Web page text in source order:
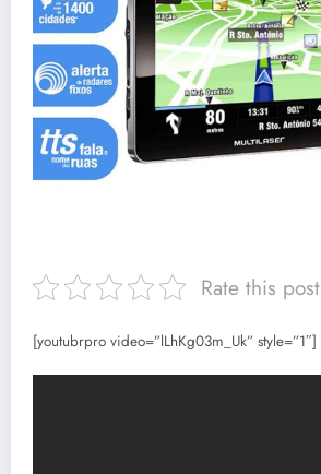
Rate this post
[youtubrpro video=”lLhKg03m_Uk” style=”1″]